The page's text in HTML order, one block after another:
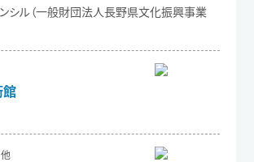
シル（一般財団法人長野県文化振興事業